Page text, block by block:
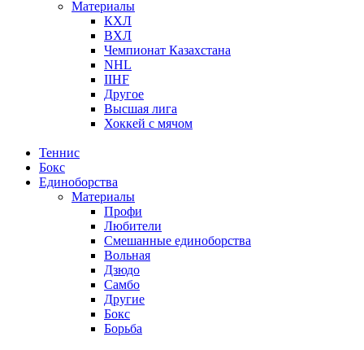
Материалы
КХЛ
ВХЛ
Чемпионат Казахстана
NHL
IIHF
Другое
Высшая лига
Хоккей с мячом
Теннис
Бокс
Единоборства
Материалы
Профи
Любители
Смешанные единоборства
Вольная
Дзюдо
Самбо
Другие
Бокс
Борьба